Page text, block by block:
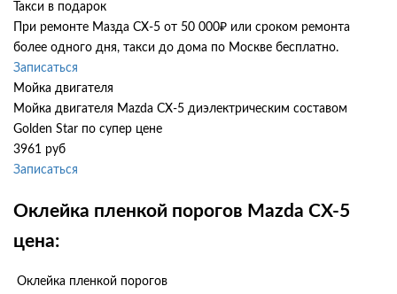
Такси в подарок
При ремонте Мазда СХ-5 от 50 000₽ или сроком ремонта
более одного дня, такси до дома по Москве бесплатно.
Записаться
Мойка двигателя
Мойка двигателя Mazda CX-5 диэлектрическим составом
Golden Star по супер цене
3961 руб
Записаться
Оклейка пленкой порогов Mazda CX-5
цена:
Оклейка пленкой порогов